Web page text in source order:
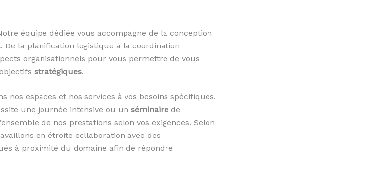
équipe dédiée vous accompagne de la conception
De la planification logistique à la coordination
organisationnels pour vous permettre de vous
stratégiques.
nos espaces et nos services à vos besoins spécifiques.
une journée intensive ou un séminaire de
de nos prestations selon vos exigences. Selon
en étroite collaboration avec des
à proximité du domaine afin de répondre